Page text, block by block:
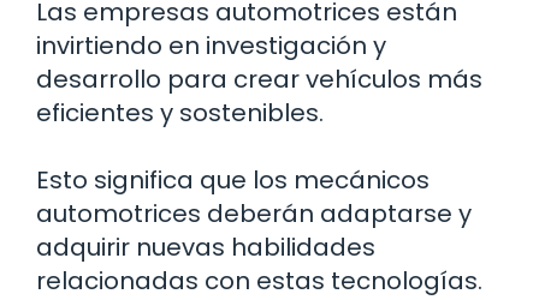
Las empresas automotrices están
invirtiendo en investigación y
desarrollo para crear vehículos más
eficientes y sostenibles.
Esto significa que los mecánicos
automotrices deberán adaptarse y
adquirir nuevas habilidades
relacionadas con estas tecnologías.